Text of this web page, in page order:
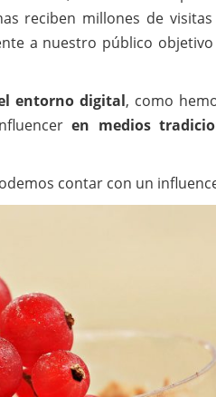
reciben millones de
a nuestro público
entorno digital, como
en medios
contar con un